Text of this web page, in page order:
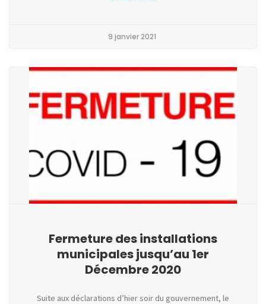
9 janvier 2021
Fermeture des installations
municipales jusqu’au 1er
Décembre 2020
Suite aux déclarations d’hier soir du gouvernement, le